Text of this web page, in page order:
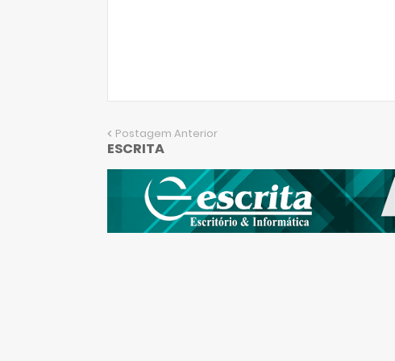
Postagem Anterior
ESCRITA